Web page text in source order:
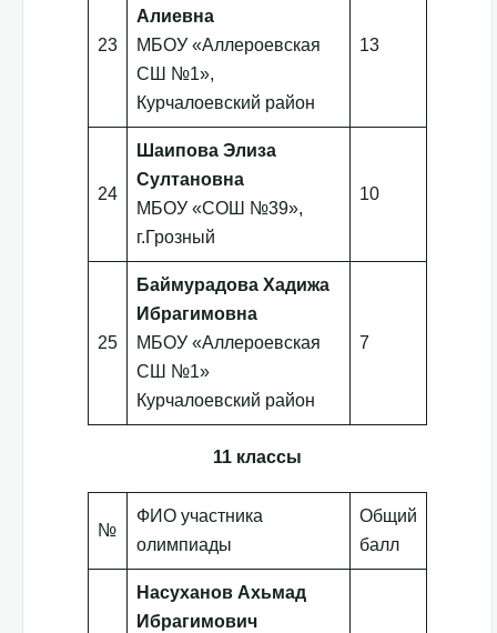
23
Алиевна
МБОУ «Аллероевская
СШ №1»,
Курчалоевский район
13
24
Шаипова Элиза
Султановна
МБОУ «СОШ №39»,
г.Грозный
10
25
Баймурадова Хадижа
Ибрагимовна
МБОУ «Аллероевская
СШ №1»
Курчалоевский район
7
11 классы
№
ФИО участника
олимпиады
Общий
балл
Насуханов Ахьмад
Ибрагимович